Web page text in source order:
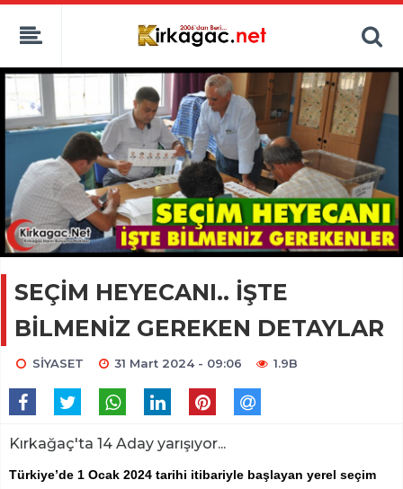
SEÇİM HEYECANI.. İŞTE
BİLMENİZ GEREKEN DETAYLAR
SİYASET 31 Mart 2024 - 09:06 1.9B
Kırkağaç'ta 14 Aday yarışıyor...
Türkiye’de 1 Ocak 2024 tarihi itibariyle başlayan yerel seçim